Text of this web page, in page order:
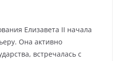
Елизавета II начала
Она активно
встречалась с